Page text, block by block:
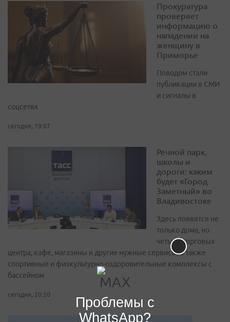
Прокуратура
проверяет
информацию о
нападении на
женщину в
Приморье
Поводом стали
публикации в СМИ
и сигналы в
соцсетях
сегодня, 19:07
Речной парк,
школы и
дороги: каким
будет «Город
Заметный» во
Владивостоке
Здесь появятся не
только дома, но
четыре торговых
центра, кафе, магазины и другие нужные сервисы, а также
спортивные и физкультурно-оздоровительные комплексы с
бассейном
сегодня, 20:20
Проблемы с
WhatsApp?